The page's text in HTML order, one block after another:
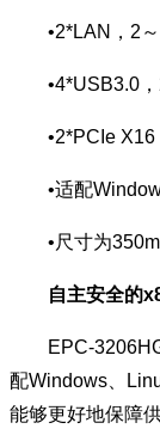
•2*LAN，2～
•4*USB3.0，2
•2*PCIe X16
•适配Windows
•尺寸为
自主安全的
EPC-3206HG
配Windows、
能够更好地保障